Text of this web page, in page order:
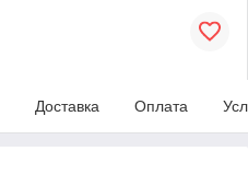
Доставка Оплата